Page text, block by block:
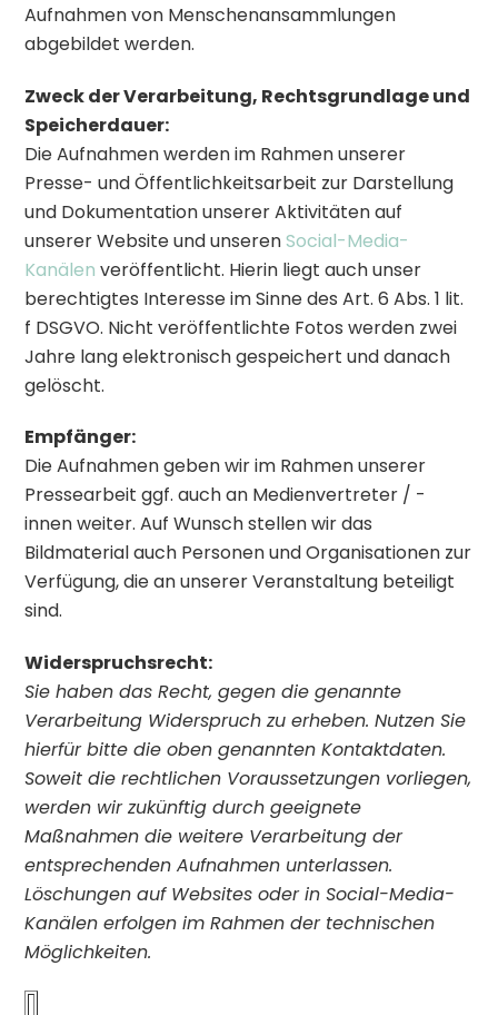
Aufnahmen von Menschenansammlungen
abgebildet werden.
Zweck der Verarbeitung, Rechtsgrundlage und
Speicherdauer:
Die Aufnahmen werden im Rahmen unserer
Presse- und Öffentlichkeitsarbeit zur Darstellung
und Dokumentation unserer Aktivitäten auf
unserer Website und unserenSocial-Media-
Kanälen veröffentlicht. Hierin liegt auch unser
berechtigtes Interesse im Sinne des Art. 6 Abs. 1 lit.
f DSGVO. Nicht veröffentlichte Fotos werden zwei
Jahre lang elektronisch gespeichert und danach
gelöscht.
Empfänger:
Die Aufnahmen geben wir im Rahmen unserer
Pressearbeit ggf. auch an Medienvertreter / -
innen weiter. Auf Wunsch stellen wir das
Bildmaterial auch Personen und Organisationen zur
Verfügung, die an unserer Veranstaltung beteiligt
sind.
Widerspruchsrecht:
Sie haben das Recht, gegen die genannte
Verarbeitung Widerspruch zu erheben. Nutzen Sie
hierfür bitte die oben genannten Kontaktdaten.
Soweit die rechtlichen Voraussetzungen vorliegen,
werden wir zukünftig durch geeignete
Maßnahmen die weitere Verarbeitung der
entsprechenden Aufnahmen unterlassen.
Löschungen auf Websites oder in Social-Media-
Kanälen erfolgen im Rahmen der technischen
Möglichkeiten.